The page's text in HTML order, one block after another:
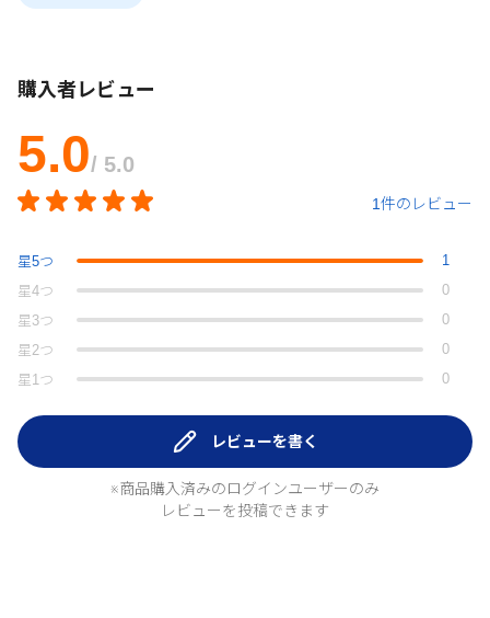
購入者レビュー
5.0/ 5.0
1件のレビュー
星5つ
1
星4つ
0
星 3つ
0
星 2つ
0
星 1つ 0
レビューを書く
※商品購入済みのログインユーザーのみ
レビューを投稿できます